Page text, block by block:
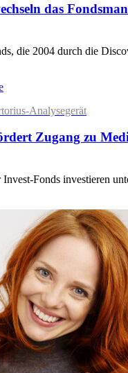
das
die 2004 durch die
Analysegerät
Zugang zu
Fonds investieren